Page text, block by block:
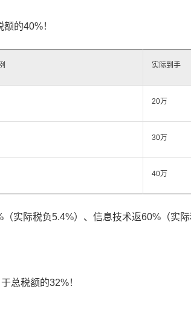
的40%！
实际到手
20万
30万
40万
实际税负5.4%）、信息技术返60%（实际
总税额的32%！